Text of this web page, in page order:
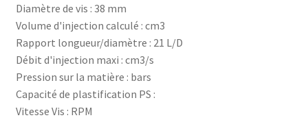
Diamètre de vis : 38 mm
Volume d'injection calculé : cm3
Rapport longueur/diamètre : 21 L/D
Débit d'injection maxi : cm3/s
Pression sur la matière : bars
Capacité de plastification PS :
Vitesse Vis : RPM